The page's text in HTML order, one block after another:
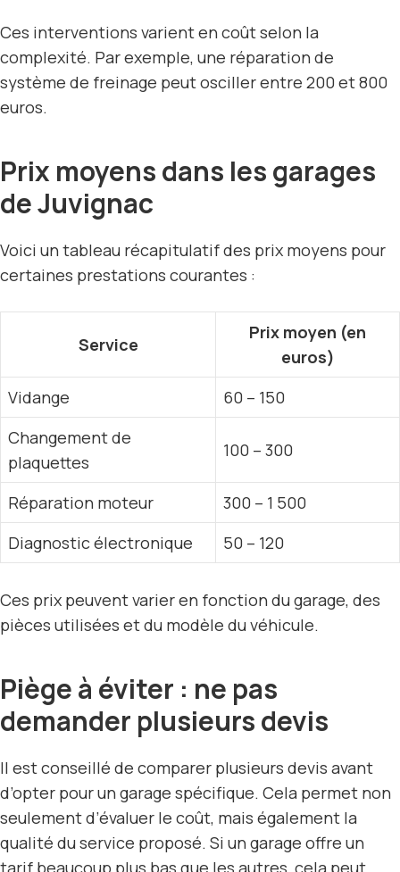
Ces interventions varient en coût selon la
complexité. Par exemple, une réparation de
système de freinage peut osciller entre 200 et 800
euros.
Prix moyens dans les garages
de Juvignac
Voici un tableau récapitulatif des prix moyens pour
certaines prestations courantes :
Service
Prix moyen (en
euros)
Vidange
60 – 150
Changement de
plaquettes
100 – 300
Réparation moteur
300 – 1 500
Diagnostic électronique
50 – 120
Ces prix peuvent varier en fonction du garage, des
pièces utilisées et du modèle du véhicule.
Piège à éviter : ne pas
demander plusieurs devis
Il est conseillé de comparer plusieurs devis avant
d’opter pour un garage spécifique. Cela permet non
seulement d’évaluer le coût, mais également la
qualité du service proposé. Si un garage offre un
tarif beaucoup plus bas que les autres, cela peut